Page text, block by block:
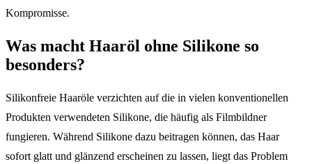
Kompromisse.
Was macht Haaröl ohne Silikone so
besonders?
Silikonfreie Haaröle verzichten auf die in vielen konventionellen
Produkten verwendeten Silikone, die häufig als Filmbildner
fungieren. Während Silikone dazu beitragen können, das Haar
sofort glatt und glänzend erscheinen zu lassen, liegt das Problem